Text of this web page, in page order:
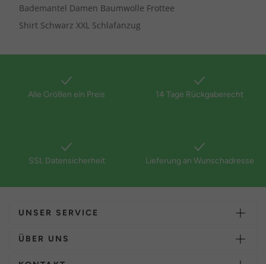
Bademantel Damen Baumwolle Frottee
Shirt Schwarz XXL Schlafanzug
Alle Größen ein Preis 14 Tage Rückgaberecht
SSL Datensicherheit Lieferung an Wunschadresse
UNSER SERVICE
ÜBER UNS